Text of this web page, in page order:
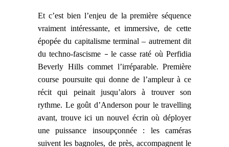
Et c’est bien l’enjeu de la première séquence
vraiment intéressante, et immersive, de cette
épopée du capitalisme terminal – autrement dit
du techno-fascisme – le casse raté où Perfidia
Beverly Hills commet l’irréparable. Première
course poursuite qui donne de l’ampleur à ce
récit qui peinait jusqu’alors à trouver son
rythme. Le goût d’Anderson pour le travelling
avant, trouve ici un nouvel écrin où déployer
une puissance insoupçonnée : les caméras
suivent les bagnoles, de près, accompagnent le